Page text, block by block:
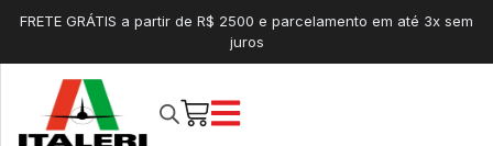
FRETE GRÁTIS a partir de R$ 2500 e parcelamento em até 3x sem
juros